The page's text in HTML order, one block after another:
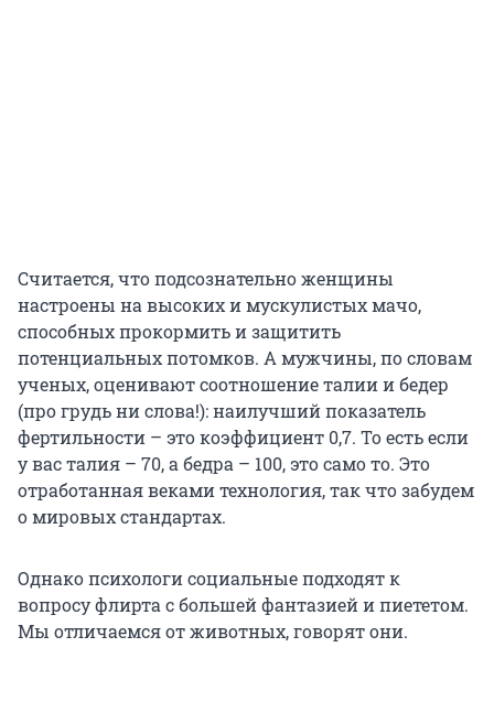
Считается, что подсознательно женщины
настроены на высоких и мускулистых мачо,
способных прокормить и защитить
потенциальных потомков. А мужчины, по словам
ученых, оценивают соотношение талии и бедер
(про грудь ни слова!): наилучший показатель
фертильности – это коэффициент 0,7. То есть если
у вас талия – 70, а бедра – 100, это само то. Это
отработанная веками технология, так что забудем
о мировых стандартах.
Однако психологи социальные подходят к
вопросу флирта с большей фантазией и пиететом.
Мы отличаемся от животных, говорят они.